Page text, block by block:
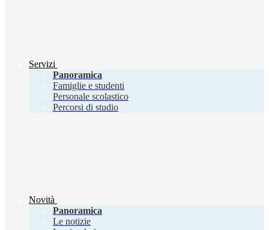
Servizi
Panoramica
Famiglie e studenti
Personale scolastico
Percorsi di studio
Novità
Panoramica
Le notizie